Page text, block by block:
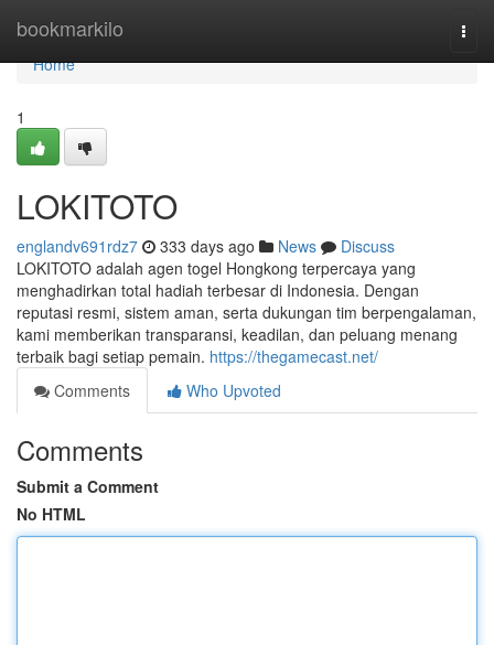
bookmarkilo
Home
Home
1
LOKITOTO
englandv691rdz7 333 days ago News
Discuss
LOKITOTO adalah agen togel Hongkong terpercaya yang
menghadirkan total hadiah terbesar di Indonesia. Dengan
reputasi resmi, sistem aman, serta dukungan tim berpengalaman,
kami memberikan transparansi, keadilan, dan peluang menang
terbaik bagi setiap pemain. https://thegamecast.net/
Comments
Who Upvoted
Comments
Submit a Comment
No HTML